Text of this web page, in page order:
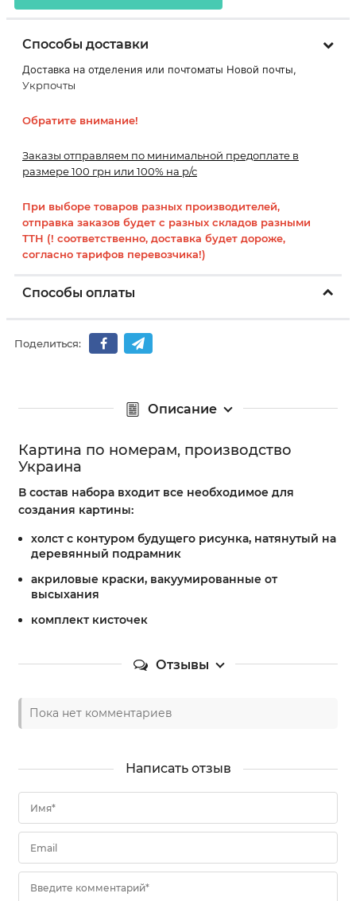
Способы доставки
Доставка на отделения или почтоматы Новой почты,
Укрпочты
Обратите внимание!
Заказы отправляем по минимальной предоплате в
размере 100 грн или 100% на р/с
При выборе товаров разных производителей,
отправка заказов будет с разных складов разными
ТТН (! соответственно, доставка будет дороже,
согласно тарифов перевозчика!)
Способы оплаты
Поделиться:
Описание
Картина по номерам, производство
Украина
В состав набора входит все необходимое для
создания картины:
холст с контуром будущего рисунка, натянутый на
деревянный подрамник
акриловые краски, вакуумированные от
высыхания
комплект кисточек
Отзывы
Пока нет комментариев
Написать отзыв
Имя*
Email
Введите комментарий*